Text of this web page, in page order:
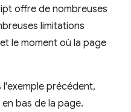
offre de nombreuses
limitations
le moment où la page
précédent,
bas de la page.